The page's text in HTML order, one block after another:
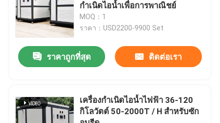
ติดต่อเรา
ข่าว
หม้อต้มน้ำมันแก๊ส
กำเนิดไอน้ำเพื่อการพาณิชย์
MOQ：1
ราคา：USD2200-9900 Set
ราคาถูกที่สุด ติดต่อเรา
เครื่องกำเนิดไอน้ำไฟฟ้า 36-120
กิโลวัตต์ 50-2000T / H สำหรับซัก